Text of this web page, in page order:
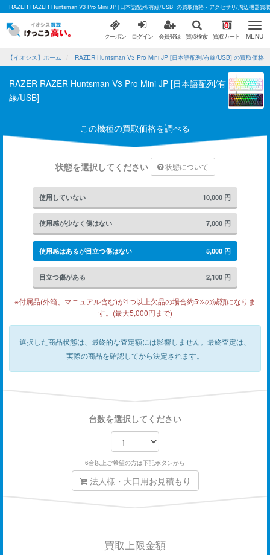
RAZER RAZER Huntsman V3 Pro Mini JP [日本語配列/有線/USB] の買取価格 - アクセサリ/周辺機器買
クーポン ログイン 会員登録 買取検索
0
買取カート MENU
【イオシス】ホーム RAZER Huntsman V3 Pro Mini JP [日本語配列/有線/USB] の買取価格
RAZER RAZER Huntsman V3 Pro Mini JP [日本語配列/有
線/USB]
この機種の買取価格を調べる
状態を選択してください 状態について
使用していない 10,000 円
使用感が少なく傷はない 7,000 円
使用感はあるが目立つ傷はない 5,000 円
目立つ傷がある 2,100 円
※付属品(外箱、マニュアル含む)が1つ以上欠品の場合約5%の減額になりま
す。(最大5,000円まで)
選択した商品状態は、最終的な査定額には影響しません。 最終査定は、
実際の商品を確認してから決定されます。
台数を選択してください
6台以上ご希望の方は下記ボタンから
法人様・大口用お見積もり
買取上限金額